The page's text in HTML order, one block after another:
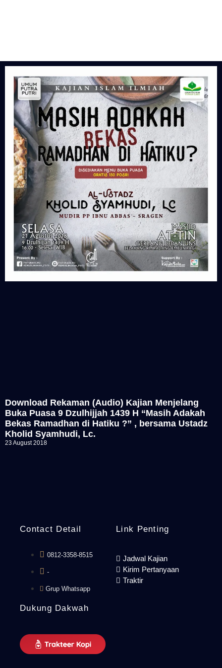
Download Rekaman (Audio) Kajian Menjelang
Buka Puasa 9 Dzulhijjah 1439 H “Masih Adakah
Bekas Ramadhan di Hatiku ?” , bersama Ustadz
Kholid Syamhudi, Lc.
23 August 2018
Contact Detail
0812-3358-8515
-
Grup Whatsapp
Link Penting
Jadwal Kajian
Kirim Pertanyaan
Traktir
Dukung Dakwah